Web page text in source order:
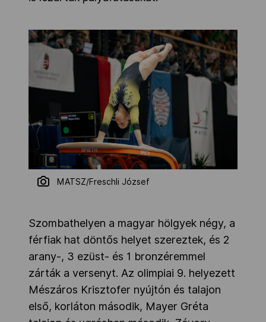
MATSZ/Freschli József
Szombathelyen a magyar hölgyek négy, a
férfiak hat döntős helyet szereztek, és 2
arany-, 3 ezüst- és 1 bronzéremmel
zárták a versenyt. Az olimpiai 9. helyezett
Mészáros Krisztofer nyújtón és talajon
első, korláton második, Mayer Gréta